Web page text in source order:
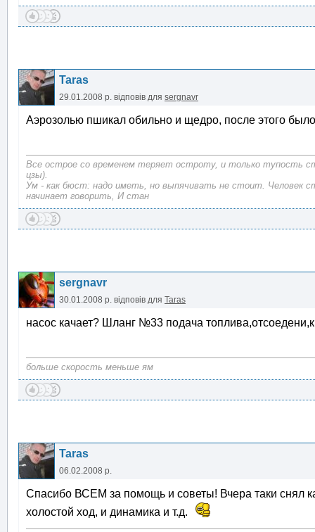
Taras
29.01.2008 р. відповів для sergnavr
Аэрозолью пшикал обильно и щедро, после этого
Все острое со временем теряет остроту, и только тупость
цзы).
Ум - как бюст: надо иметь, но выпячивать не стоит. Человек
начинает говорить, И стан
sergnavr
30.01.2008 р. відповів для Taras
насос качает? Шланг №33 подача
больше скорость меньше ям
Taras
06.02.2008 р.
Спасибо ВСЕМ за помощь и советы! Вчера таки снял
холостой ход, и динамика и т.д.